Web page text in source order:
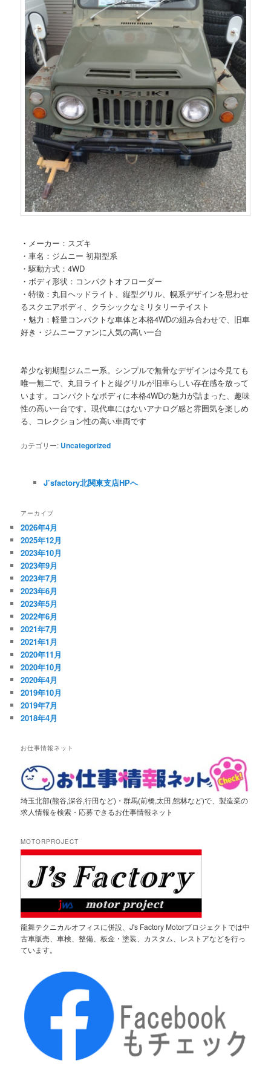
・メーカー：スズキ
・車名：ジムニー 初期型系
・駆動方式：4WD
・ボディ形状：コンパクトオフローダー
・特徴：丸目ヘッドライト、縦型グリル、幌系デザインを思わせ
るスクエアボディ、クラシックなミリタリーテイスト
・魅力：軽量コンパクトな車体と本格4WDの組み合わせで、旧車
好き・ジムニーファンに人気の高い一台
希少な初期型ジムニー系。シンプルで無骨なデザインは今見ても
唯一無二で、丸目ライトと縦グリルが旧車らしい存在感を放って
います。コンパクトなボディに本格4WDの魅力が詰まった、趣味
性の高い一台です。現代車にはないアナログ感と雰囲気を楽しめ
る、コレクション性の高い車両です
カテゴリー: Uncategorized
J’sfactory北関東支店HPへ
アーカイブ
2026年4月
2025年12月
2023年10月
2023年9月
2023年7月
2023年6月
2023年5月
2022年6月
2021年7月
2021年1月
2020年11月
2020年10月
2020年4月
2019年10月
2019年7月
2018年4月
お仕事情報ネット
埼玉北部(熊谷,深谷,行田など)・群馬(前橋,太田,館林など)で、製造業の
求人情報を検索・応募できるお仕事情報ネット
MOTORPROJECT
龍舞テクニカルオフィスに併設、J's Factory Motorプロジェクトでは中
古車販売、車検、整備、板金・塗装、カスタム、レストアなどを行っ
ています。